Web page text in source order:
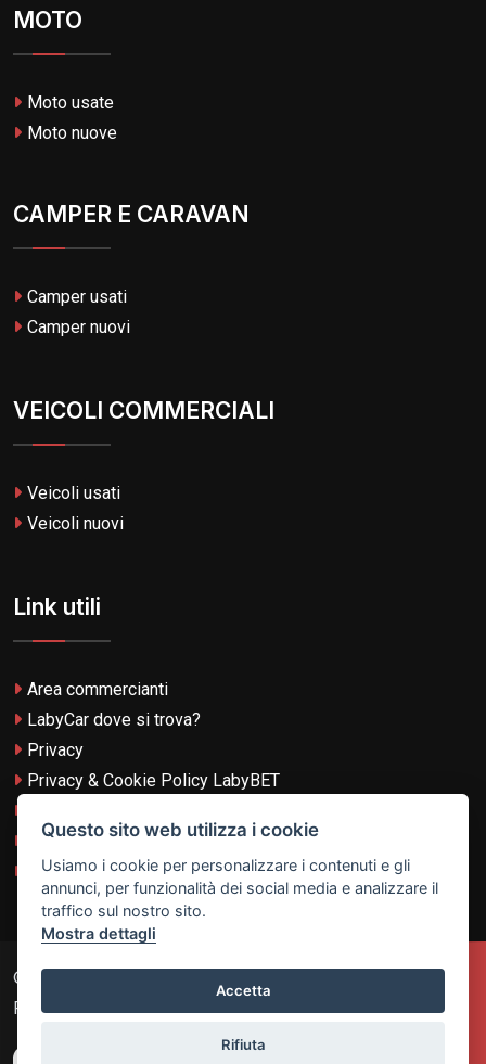
MOTO
Moto usate
Moto nuove
CAMPER E CARAVAN
Camper usati
Camper nuovi
VEICOLI COMMERCIALI
Veicoli usati
Veicoli nuovi
Link utili
Area commercianti
LabyCar dove si trova?
Privacy
Privacy & Cookie Policy LabyBET
Termini e Condizioni LabyBET
Login con TikTok
© 2026
Rights Reserved.
Questo sito web utilizza i cookie
Usiamo i cookie per personalizzare i contenuti e gli
annunci, per funzionalità dei social media e analizzare il
traffico sul nostro sito.
Mostra dettagli
Accetta
Rifiuta